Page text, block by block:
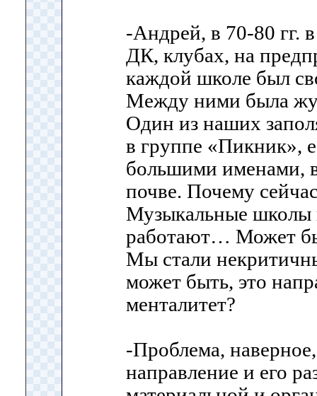
-Андрей, в 70-80 гг.
ДК, клубах, на
каждой школе был
Между ними была
Один из наших
в группе «Пикник»,
большими именами,
почве. Почему
Музыкальные школы
работают… Может
Мы стали
может быть, это
менталитет?
-Проблема,
направление и его